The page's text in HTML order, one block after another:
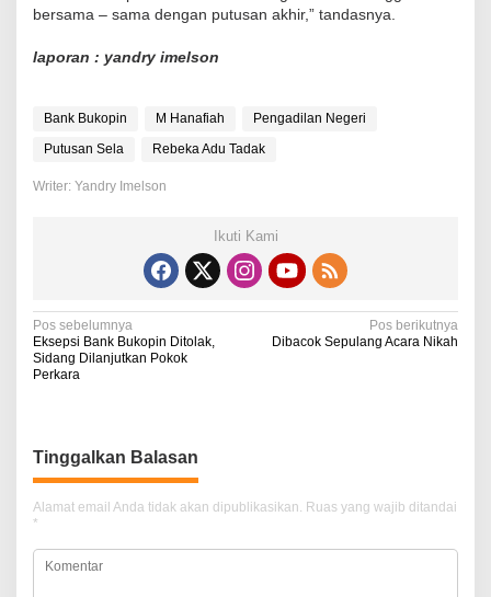
bersama – sama dengan putusan akhir,” tandasnya.
laporan : yandry imelson
Bank Bukopin M Hanafiah
Pengadilan Negeri
Putusan Sela
Rebeka Adu Tadak
Writer: Yandry Imelson
Ikuti Kami
N
a
g
a
s
i
p
Pos sebelumnya
Eksepsi Bank Bukopin Ditolak,
Sidang Dilanjutkan Pokok
Perkara
Pos berikutnya
Dibacok Sepulang Acara Nikah
Tinggalkan Balasan
Alamat email Anda tidak akan dipublikasikan. Ruas yang wajib ditandai
*